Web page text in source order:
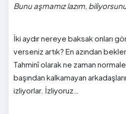
Bunu aşmamız lazım,
İki aydır nereye baksak onları
verseniz artık? En azından
Tahminî olarak ne zaman
başından kalkamayan
izliyorlar. İzliyoruz…